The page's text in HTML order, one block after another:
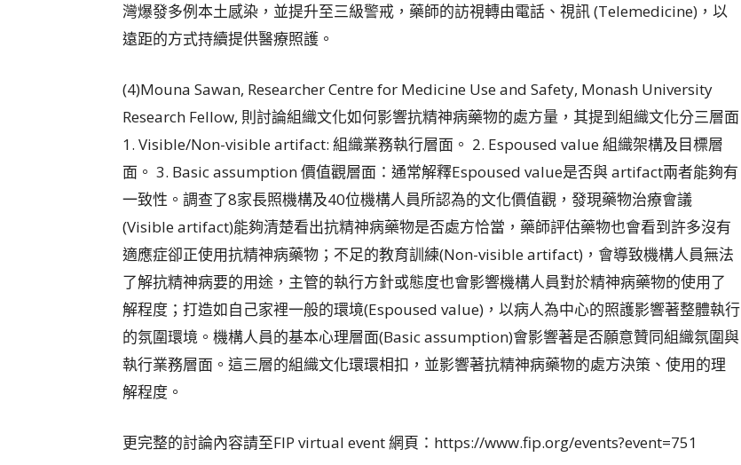
灣爆發多例本土感染，並提升至三級警戒，藥師的訪視轉由電話、視訊 (Telemedicine)，以
遠距的方式持續提供醫療照護。
(4)Mouna Sawan, Researcher Centre for Medicine Use and Safety, Monash University
Research Fellow, 則討論組織文化如何影響抗精神病藥物的處方量，其提到組織文化分三層面
1. Visible/Non-visible artifact: 組織業務執行層面。 2. Espoused value 組織架構及目標層
面。 3. Basic assumption 價值觀層面：通常解釋Espoused value是否與 artifact兩者能夠有
一致性。調查了8家長照機構及40位機構人員所認為的文化價值觀，發現藥物治療會議
(Visible artifact)能夠清楚看出抗精神病藥物是否處方恰當，藥師評估藥物也會看到許多沒有
適應症卻正使用抗精神病藥物；不足的教育訓練(Non-visible artifact)，會導致機構人員無法
了解抗精神病要的用途，主管的執行方針或態度也會影響機構人員對於精神病藥物的使用了
解程度；打造如自己家裡一般的環境(Espoused value)，以病人為中心的照護影響著整體執行
的氛圍環境。機構人員的基本心理層面(Basic assumption)會影響著是否願意贊同組織氛圍與
執行業務層面。這三層的組織文化環環相扣，並影響著抗精神病藥物的處方決策、使用的理
解程度。
更完整的討論內容請至FIP virtual event 網頁：https://www.fip.org/events?event=751